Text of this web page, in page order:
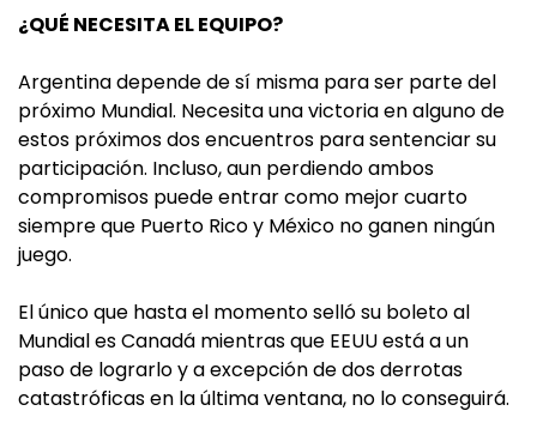
¿QUÉ NECESITA EL EQUIPO?
Argentina depende de sí misma para ser parte del
próximo Mundial. Necesita una victoria en alguno de
estos próximos dos encuentros para sentenciar su
participación. Incluso, aun perdiendo ambos
compromisos puede entrar como mejor cuarto
siempre que Puerto Rico y México no ganen ningún
juego.
El único que hasta el momento selló su boleto al
Mundial es Canadá mientras que EEUU está a un
paso de lograrlo y a excepción de dos derrotas
catastróficas en la última ventana, no lo conseguirá.